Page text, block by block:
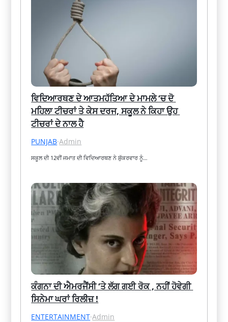
ਵਿਦਿਆਰਥਣ ਦੇ ਆਤਮਹੱਤਿਆ ਦੇ ਮਾਮਲੇ ‘ਚ ਦੋ
ਮਹਿਲਾ ਟੀਚਰਾਂ ਤੇ ਕੇਸ ਦਰਜ, ਸਕੂਲ ਨੇ ਕਿਹਾ ਉਹ
ਟੀਚਰਾਂ ਦੇ ਨਾਲ ਹੈ
PUNJAB·Admin
ਸਕੂਲ ਦੀ 12ਵੀਂ ਜਮਾਤ ਦੀ ਵਿਦਿਆਰਥਣ ਨੇ ਸ਼ੁੱਕਰਵਾਰ ਨੂੰ…
ਕੰਗਨਾ ਦੀ ਐਮਰਜੈਂਸੀ ‘ਤੇ ਲੱਗ ਗਈ ਰੋਕ , ਨਹੀਂ ਹੋਵੇਗੀ
ਸਿਨੇਮਾ ਘਰਾਂ ਰਿਲੀਜ਼ !
ENTERTAINMENT·Admin